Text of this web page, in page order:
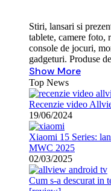
Stiri, lansari si
tablete, camere foto,
console de jocuri,
gadgeturi. Produse
Show More
Top News
Recenzie video
19/06/2024
Xiaomi 15 Series:
MWC 2025
02/03/2025
Cum s-a descurat in